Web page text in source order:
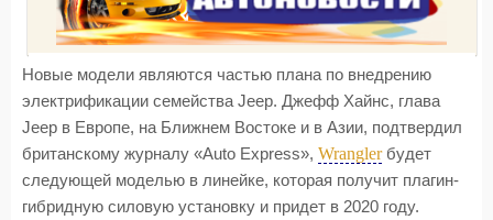
Новые модели являются частью плана по внедрению
электрификации семейства Jeep. Джефф Хайнс, глава
Jeep в Европе, на Ближнем Востоке и в Азии, подтвердил
британскому журналу «Auto Express», Wranglerбудет
следующей моделью в линейке, которая получит плагин-
гибридную силовую установку и придет в 2020 году.